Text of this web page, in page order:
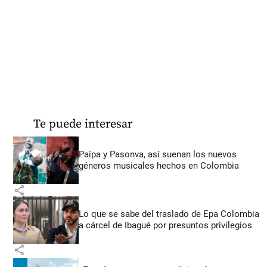
Te puede interesar
Paipa y Pasonva, así suenan los nuevos
géneros musicales hechos en Colombia
share
Lo que se sabe del traslado de Epa Colombia
a cárcel de Ibagué por presuntos privilegios
share